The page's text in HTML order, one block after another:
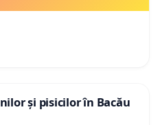
și pisicilor în Bacău